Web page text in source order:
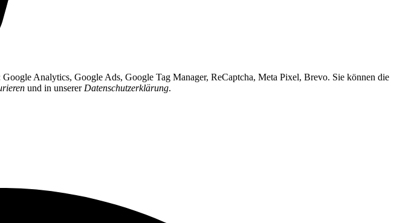
Analytics, Google Ads, Google Tag Manager, ReCaptcha, Meta Pixel, Brevo. Sie können die
und in unserer Datenschutzerklärung.